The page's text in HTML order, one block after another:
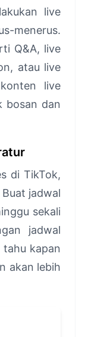
live
menerus.
Q&A, live
atau live
live
bosan dan
di TikTok,
jadwal
sekali
jadwal
kapan
akan lebih